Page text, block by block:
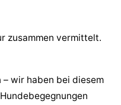
zusammen vermittelt.
– wir haben bei diesem